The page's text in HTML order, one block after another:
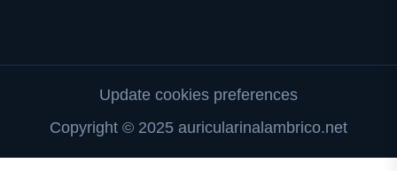
Update cookies preferences
Copyright © 2025 auricularinalambrico.net